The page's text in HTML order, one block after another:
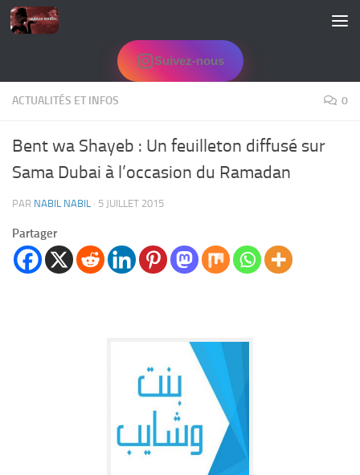
Skip to content
Suivez-nous
ACTUALITÉS ET INFOS 0
Bent wa Shayeb : Un feuilleton diffusé sur
Sama Dubai à l’occasion du Ramadan
PAR NABIL NABIL · 5 JUILLET 2015
Partager